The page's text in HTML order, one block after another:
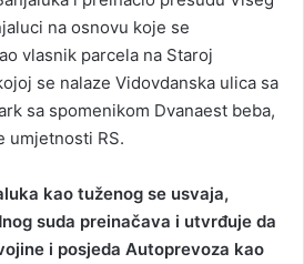
na osnovu koje se
vlasnik parcela na Staroj
se nalaze Vidovdanska ulica sa
sa spomenikom Dvanaest beba,
umjetnosti RS.
kao tuženog se usvaja,
suda preinačava i utvrđuje da
i posjeda Autoprevoza kao